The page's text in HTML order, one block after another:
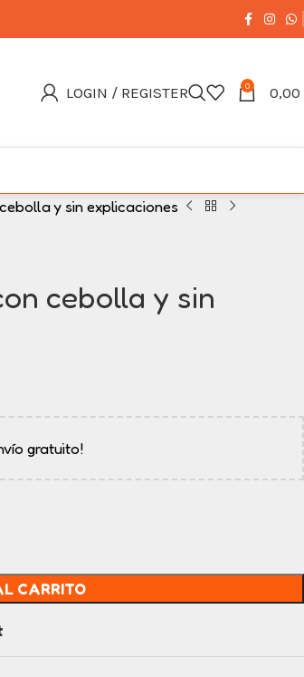
LOGIN / REGISTER 0 0,00
y sin explicaciones
cebolla y sin
gratuito!
CARRITO